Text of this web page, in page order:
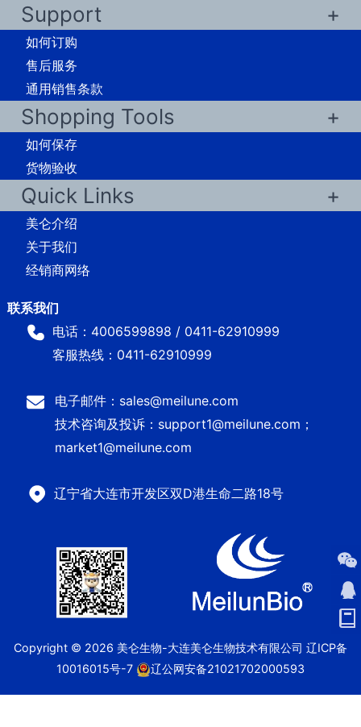
Support
如何订购
售后服务
通用销售条款
Shopping Tools
如何保存
货物验收
Quick Links
美仑介绍
关于我们
经销商网络
电话：4006599898 / 0411-62910999
客服热线：0411-62910999
电子邮件：sales@meilune.com
技术咨询及投诉：support1@meilune.com；
market1@meilune.com
辽宁省大连市开发区双D港生命二路18号
Copyright © 2026 美仑生物-大连美仑生物技术有限公司 辽ICP备
10016015号-7
辽公网安备21021702000593